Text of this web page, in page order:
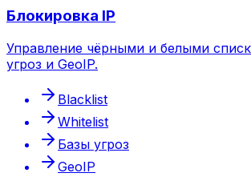
Блокировка IP
Управление чёрными и белыми
угроз и GeoIP.
Blacklist
Whitelist
Базы угроз
GeoIP